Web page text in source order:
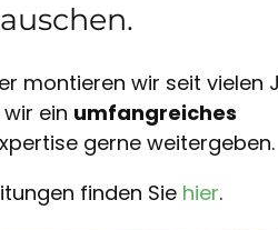
montieren wir seit vielen
ein umfangreiches
gerne weitergeben.
finden Sie hier.